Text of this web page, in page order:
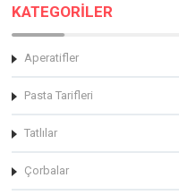
KATEGORİLER
Aperatifler
Pasta Tarifleri
Tatlılar
Çorbalar